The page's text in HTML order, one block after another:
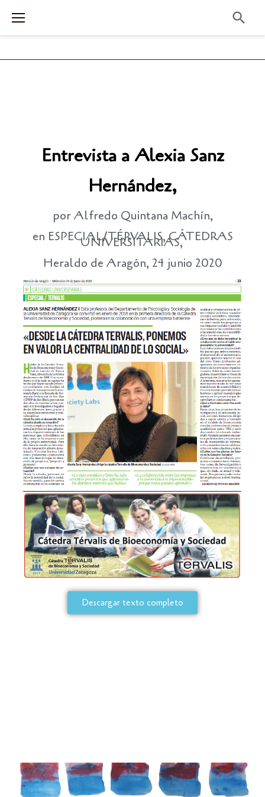
Entrevista a Alexia Sanz
Hernández,
por Alfredo Quintana Machín,
en ESPECIAL/TÉRVALIS, CÁTEDRAS
UNIVERSITARIAS,
Heraldo de Aragón, 24 junio 2020
Descargar texto completo